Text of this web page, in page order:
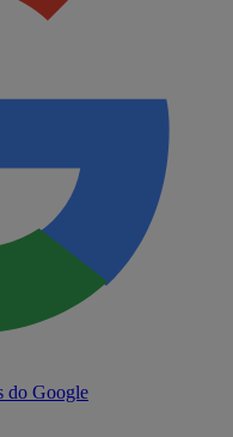
do Google